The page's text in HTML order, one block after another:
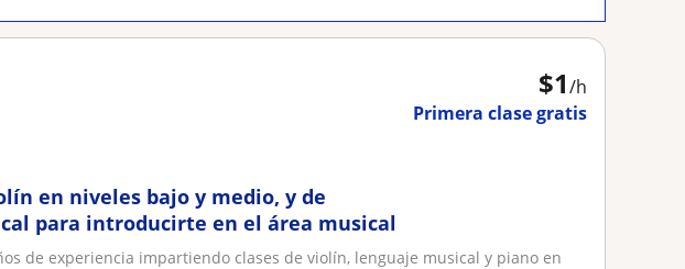
$1/h
Primera clase gratis
en niveles bajo y medio, y de
para introducirte en el área musical
de experiencia impartiendo clases de violín, lenguaje musical y piano en